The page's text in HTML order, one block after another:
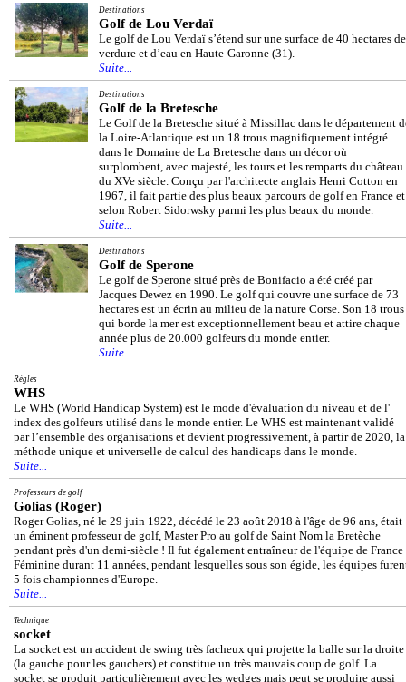
Destinations
Golf de Lou Verdaï
Le golf de Lou Verdaï s’étend sur une surface de 40 hectares de
verdure et d’eau en Haute-Garonne (31).
Suite...
Destinations
Golf de la Bretesche
Le Golf de la Bretesche situé à Missillac dans le département
la Loire-Atlantique est un 18 trous magnifiquement intégré
dans le Domaine de La Bretesche dans un décor où
surplombent, avec majesté, les tours et les remparts du château
du XVe siècle. Conçu par l'architecte anglais Henri Cotton en
1967, il fait partie des plus beaux parcours de golf en France et
selon Robert Sidorwsky parmi les plus beaux du monde.
Suite...
Destinations
Golf de Sperone
Le golf de Sperone situé près de Bonifacio a été créé par
Jacques Dewez en 1990. Le golf qui couvre une surface de 73
hectares est un écrin au milieu de la nature Corse. Son 18 trous
qui borde la mer est exceptionnellement beau et attire chaque
année plus de 20.000 golfeurs du monde entier.
Suite...
Règles
WHS
Le WHS (World Handicap System) est le mode d'évaluation du niveau et de l'
index des golfeurs utilisé dans le monde entier. Le WHS est maintenant validé
par l’ensemble des organisations et devient progressivement, à partir de 2020, la
méthode unique et universelle de calcul des handicaps dans le monde.
Suite...
Professeurs de golf
Golias (Roger)
Roger Golias, né le 29 juin 1922, décédé le 23 août 2018 à l'âge de 96 ans, était
un éminent professeur de golf, Master Pro au golf de Saint Nom la Bretèche
pendant près d'un demi-siècle ! Il fut également entraîneur de l'équipe de France
Féminine durant 11 années, pendant lesquelles sous son égide, les équipes
5 fois championnes d'Europe.
Suite...
Technique
socket
La socket est un accident de swing très facheux qui projette la balle sur la droite
(la gauche pour les gauchers) et constitue un très mauvais coup de golf. La
socket se produit particulièrement avec les wedges mais peut se produire aussi